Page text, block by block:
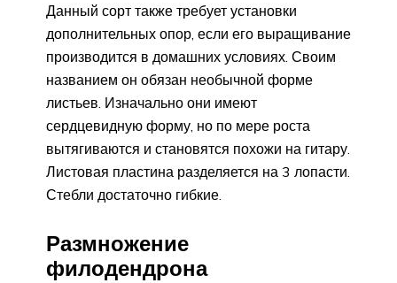
Данный сорт также требует установки
дополнительных опор, если его выращивание
производится в домашних условиях. Своим
названием он обязан необычной форме
листьев. Изначально они имеют
сердцевидную форму, но по мере роста
вытягиваются и становятся похожи на гитару.
Листовая пластина разделяется на 3 лопасти.
Стебли достаточно гибкие.
Размножение
филодендрона